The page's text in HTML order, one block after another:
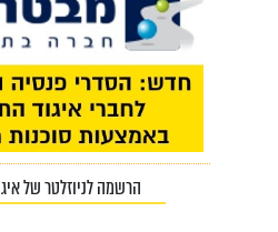
הרשמה לניוזלטר של